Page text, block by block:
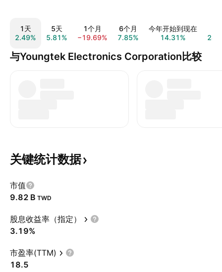
1天
2.49%
5天
5.81%
1个月
−19.69%
6个月
7.85%
今年开始到现在
14.31%
与Youngtek Electronics Corporation比较
关键统计数据
市值
‪9.82 B‬ TWD
股息收益率（指定）
3.19%
市盈率(TTM)
18.5